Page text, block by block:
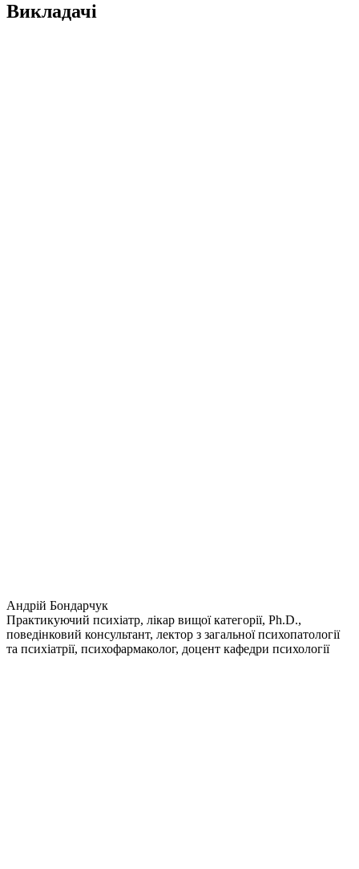
Викладачі
Андрій Бондарчук
Практикуючий психіатр, лікар вищої категорії, Ph.D.,
поведінковий консультант, лектор з загальної психопатології
та психіатрії, психофармаколог, доцент кафедри психології